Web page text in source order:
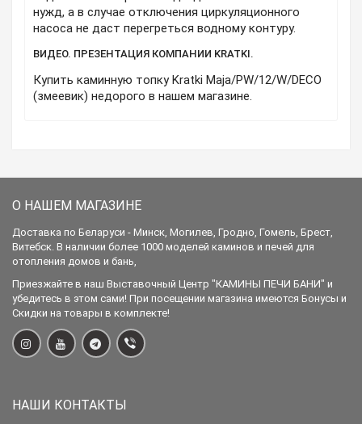
нужд, а в случае отключения циркуляционного
насоса не даст перегреться водному контуру.
ВИДЕО. ПРЕЗЕНТАЦИЯ КОМПАНИИ KRATKI.
Купить каминную топку Kratki Maja/PW/12/W/DECO
(змеевик) недорого в нашем магазине.
О НАШЕМ МАГАЗИНЕ
Доставка по Беларуси - Минск, Могилев, Гродно, Гомель, Брест,
Витебск. В наличии более 1000 моделей каминов и печей для
отопления домов и бань,
Приезжайте в наш Выставочный Центр "КАМИНЫ ПЕЧИ БАНИ" и
убедитесь в этом сами! При посещении магазина имеются Бонусы и
Скидки на товары в комплекте!
НАШИ КОНТАКТЫ